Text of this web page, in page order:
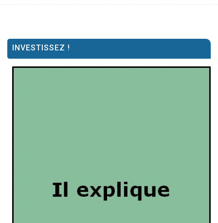
INVESTISSEZ !